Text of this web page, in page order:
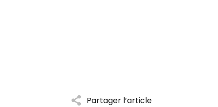
Partager l’article